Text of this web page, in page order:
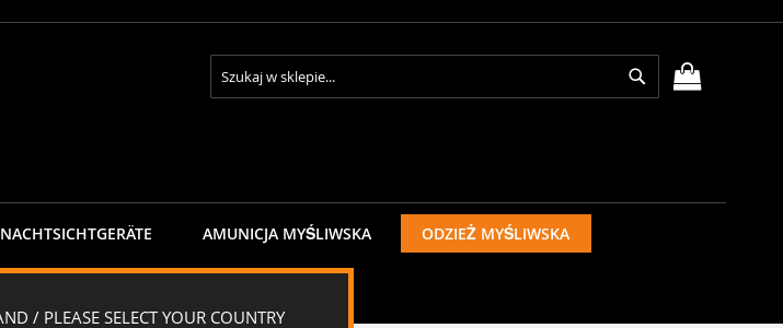
Search
Search
NACHTSICHTGERÄTE AMUNICJA MYŚLIWSKA ODZIEŻ MYŚLIWSKA